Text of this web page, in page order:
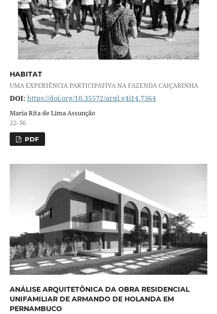
HABITAT
UMA EXPERIÊNCIA PARTICIPATIVA NA FAZENDA CAIÇARINHA
DOI: https://doi.org/10.35572/arql.v4i14.7364
Maria Rita de Lima Assunção
22-36
PDF
ANÁLISE ARQUITETÔNICA DA OBRA RESIDENCIAL
UNIFAMILIAR DE ARMANDO DE HOLANDA EM
PERNAMBUCO